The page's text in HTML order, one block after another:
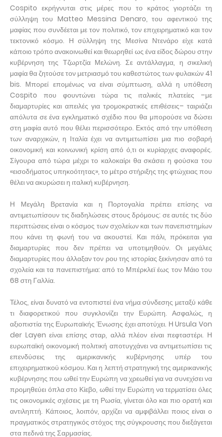
Cospito εκρήγνυται στις μέρες που το κράτος γιορτάζει τη
σύλληψη του Matteo Messina Denaro, του αφεντικού της
μαφίας που συνδέεται με τον πολιτικό, τον επιχειρηματικό και τον
τεκτονικό κόσμο. Η σύλληψη της Μεσίνα Ντενάρο είχε κατά
κάποιο τρόπο ανακοινωθεί και θεωρηθεί ως ένα είδος δώρου στην
κυβέρνηση της Τζωρτζία Μελώνη. Σε αντάλλαγμα, η σικελική
μαφία θα ζητούσε τον μετριασμό του καθεστώτος των φυλακών 41
bis. Μπορεί επομένως να είναι σύμπτωση, αλλά η υπόθεση
Cospito που φουντώνει τώρα τις ιταλικές πλατείες –με
διαμαρτυρίες και απειλές για τρομοκρατικές επιθέσεις– ταιριάζει
απόλυτα σε ένα εγκληματικό σχέδιο που θα μπορούσε να δώσει
στη μαφία αυτό που θέλει περισσότερο. Εκτός από την υπόθεση
των αναρχικών, η Ιταλία έχει να αντιμετωπίσει μια πιο σοβαρή
οικονομική και κοινωνική κρίση από ό,τι οι κυρίαρχες αναφορές.
Σίγουρα από τώρα μέχρι το καλοκαίρι θα σκάσει η φούσκα του
«εισοδήματος υπηκοότητας», το μέτρο στήριξης της φτώχειας που
θέλει να ακυρώσει η ιταλική κυβέρνηση.
Η Μεγάλη Βρετανία και η Πορτογαλία πρέπει επίσης να
αντιμετωπίσουν τις διαδηλώσεις στους δρόμους: σε αυτές τις δύο
περιπτώσεις είναι ο κόσμος των σχολείων και των πανεπιστημίων
που κάνει τη φωνή του να ακουστεί. Και πάλι, πρόκειται για
διαμαρτυρίες που δεν πρέπει να υποτιμηθούν. Οι μεγάλες
διαμαρτυρίες που άλλαξαν τον ρου της ιστορίας ξεκίνησαν από τα
σχολεία και τα πανεπιστήμια: από το Μπέρκλεϊ έως τον Μάιο του
68 στη Γαλλία.
Τέλος, είναι δυνατό να εντοπιστεί ένα νήμα σύνδεσης μεταξύ κάθε
τι διαφορετικού που συγκλονίζει την Ευρώπη. Ασφαλώς, η
αξιοπιστία της Ευρωπαϊκής Ένωσης έχει αποτύχει. Η Ursula Von
der Layen είναι επίσης σταρ, αλλά πλέον είναι πεφταστέρι. Η
ευρωπαϊκή οικονομική πολιτική αποτυγχάνει να αντιμετωπίσει τις
επενδύσεις της αμερικανικής κυβέρνησης υπέρ του
επιχειρηματικού κόσμου. Και η λεπτή στρατηγική της αμερικανικής
κυβέρνησης που ωθεί την Ευρώπη να χρεωθεί για να συνεχίσει να
προμηθεύει όπλα στο Κίεβο, ωθεί την Ευρώπη να τερματίσει όλες
τις οικονομικές σχέσεις με τη Ρωσία, γίνεται όλο και πιο ορατή και
αντιληπτή. Κάποιος, λοιπόν, αρχίζει να αμφιβάλλει ποιος είναι ο
πραγματικός στρατηγικός στόχος της σύγκρουσης που διεξάγεται
στα πεδινά της Σαρμασίας.